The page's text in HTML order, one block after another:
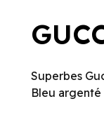
Superbes
Bleu argenté